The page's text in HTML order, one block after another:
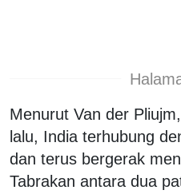
Menurut Van der
lalu, India terhubung
dan terus bergerak
Tabrakan antara dua